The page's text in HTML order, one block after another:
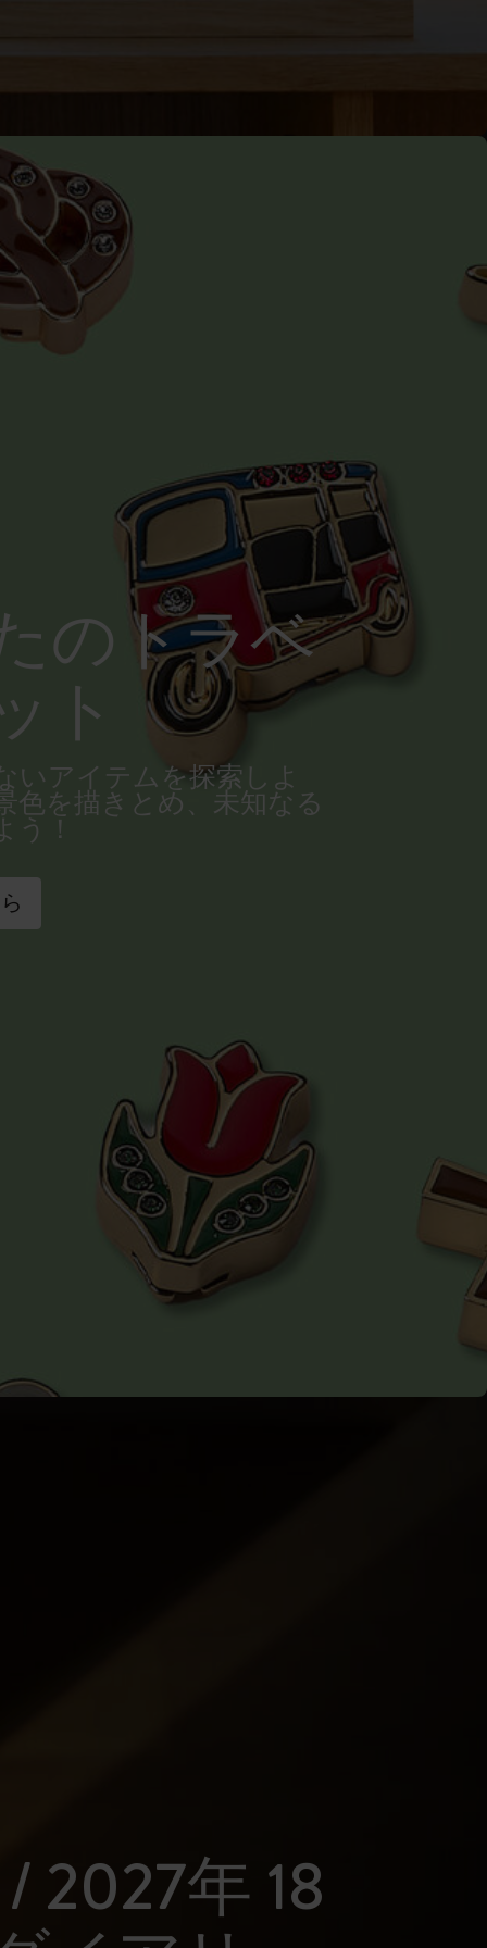
のトラベ
ト
いアイテムを探索しよ
色を描きとめ、未知なる
う！
2027年 18